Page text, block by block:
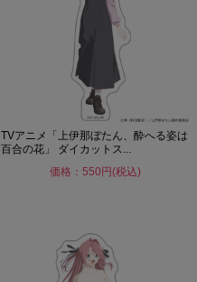
TVアニメ「上伊那ぼたん、酔へる姿は
百合の花」 ダイカットス...
価格：550円(税込)